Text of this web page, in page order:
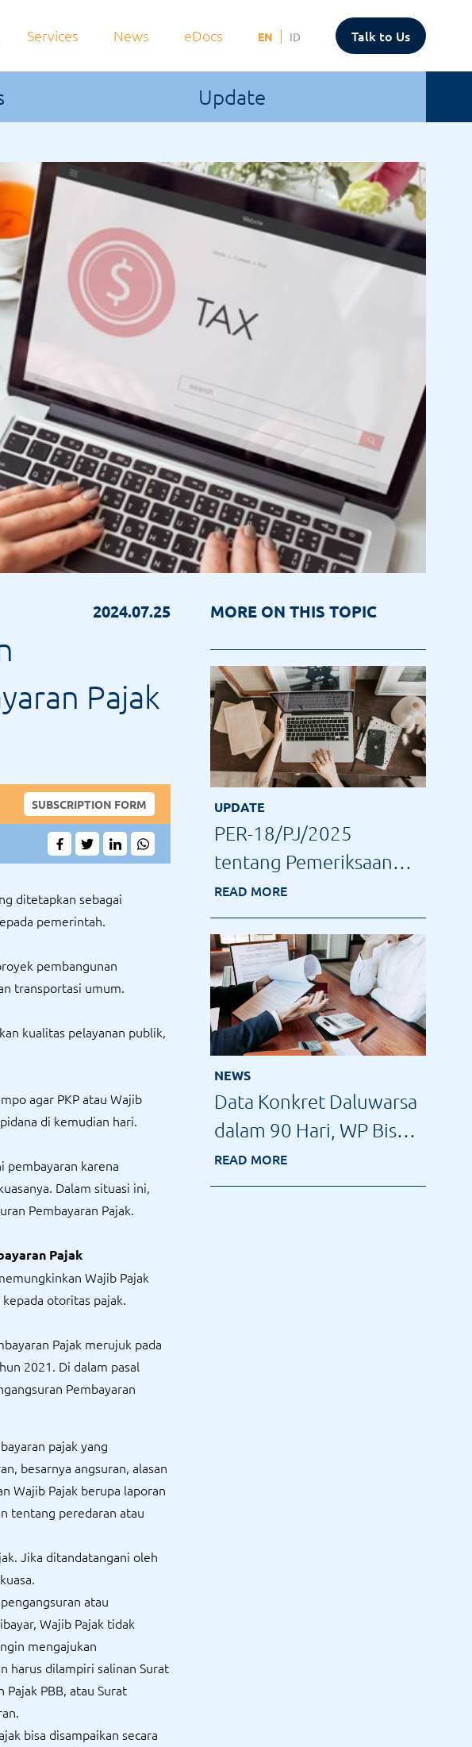
Services News eDocs EN ID Talk to Us
Update
2024.07.25
Pajak
SUBSCRIPTION FORM
ditetapkan sebagai
pemerintah.
pembangunan
transportasi umum.
kualitas pelayanan publik,
agar PKP atau Wajib
di kemudian hari.
pembayaran karena
Dalam situasi ini,
Pembayaran Pajak.
Pajak
Wajib Pajak
otoritas pajak.
Pajak merujuk pada
2021. Di dalam pasal
Pembayaran
pajak yang
besarnya angsuran, alasan
Wajib Pajak berupa laporan
tentang peredaran atau
Jika ditandatangani oleh
atau
Wajib Pajak tidak
mengajukan
harus dilampiri salinan Surat
PBB, atau Surat
bisa disampaikan secara
MORE ON THIS TOPIC
UPDATE
PER-18/PJ/2025
tentang Pemeriksaan
Pajak Terbaru: Tindak
Lanjut Data Konkret
READ MORE
NEWS
Data Konkret Daluwarsa
dalam 90 Hari, WP Bisa
Diperiksa Tanpa SP2DK
READ MORE